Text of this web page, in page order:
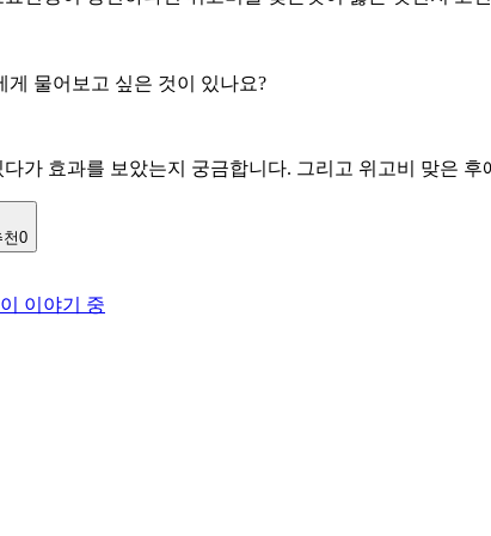
게 물어보고 싶은 것이 있나요?
가 효과를 보았는지 궁금합니다. 그리고 위고비 맞은
0
이 이야기 중